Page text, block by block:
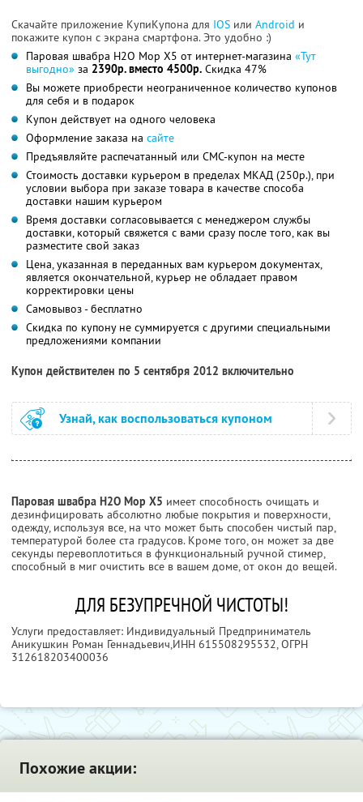
Скачайте приложение КупиКупона для IOS или Android и
покажите купон с экрана смартфона. Это удобно :)
Паровая швабра H2O Mop X5 от интернет-магазина «Тут
выгодно» за 2390р. вместо 4500р. Скидка 47%
Вы можете приобрести неограниченное количество купонов
для себя и в подарок
Купон действует на одного человека
Оформление заказа на сайте
Предъявляйте распечатанный или СМС-купон на месте
Стоимость доставки курьером в пределах МКАД (250р.), при
условии выбора при заказе товара в качестве способа
доставки нашим курьером
Время доставки согласовывается с менеджером службы
доставки, который свяжется с вами сразу после того, как вы
разместите свой заказ
Цена, указанная в переданных вам курьером документах,
является окончательной, курьер не обладает правом
корректировки цены
Самовывоз - бесплатно
Скидка по купону не суммируется с другими специальными
предложениями компании
Купон действителен по 5 сентября 2012 включительно
Узнай, как воспользоваться купоном
Паровая швабра H2O Mop X5 имеет способность очищать и
дезинфицировать абсолютно любые покрытия и поверхности,
одежду, используя все, на что может быть способен чистый пар,
температурой более ста градусов. Кроме того, он может за две
секунды перевоплотиться в функциональный ручной стимер,
способный в миг очистить все в вашем доме, от окон до вещей.
ДЛЯ БЕЗУПРЕЧНОЙ ЧИСТОТЫ!
Услуги предоставляет: Индивидуальный Предприниматель
Аникушкин Роман Геннадьевич,ИНН 615508295532, ОГРН
312618203400036
Похожие акции: